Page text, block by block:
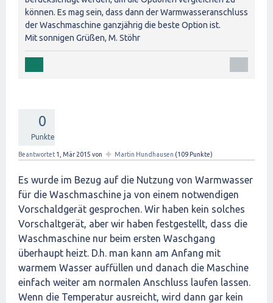
können. Es mag sein, dass dann der Warmwasseranschluss
der Waschmaschine ganzjährig die beste Option ist.
Mit sonnigen Grüßen, M. Stöhr
0
Punkte
Beantwortet 1, Mär 2015 von ✦ Martin Hundhausen (109 Punkte)
Es wurde im Bezug auf die Nutzung von Warmwasser
für die Waschmaschine ja von einem notwendigen
Vorschaldgerät gesprochen. Wir haben kein solches
Vorschaltgerät, aber wir haben festgestellt, dass die
Waschmaschine nur beim ersten Waschgang
überhaupt heizt. D.h. man kann am Anfang mit
warmem Wasser auffüllen und danach die Maschine
einfach weiter am normalen Anschluss laufen lassen.
Wenn die Temperatur ausreicht, wird dann gar kein